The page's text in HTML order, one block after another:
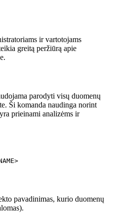
ir vartotojams
greitą peržiūrą apie
parodyti visų duomenų
Ši komanda naudinga norint
prieinami analizėms ir
pavadinimas, kurio duomenų